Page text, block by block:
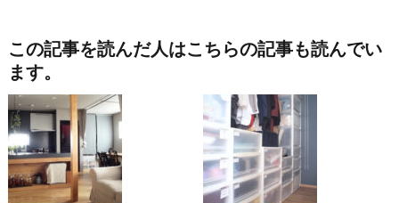
この記事を読んだ人はこちらの記事も読んでい
ます。